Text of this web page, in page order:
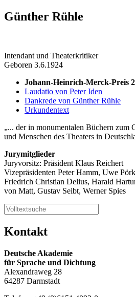
Günther Rühle
Intendant und Theaterkritiker
Geboren 3.6.1924
Johann-Heinrich-Merck-Preis
Laudatio von Peter Iden
Dankrede von Günther Rühle
Urkundentext
... der in monumentalen Büchern zum
und Menschen des Theaters in
Jurymitglieder
Juryvorsitz: Präsident Klaus Reichert
Vizepräsidenten Peter Hamm, Uwe
Friedrich Christian Delius, Harald
von Matt, Gustav Seibt, Werner Spies
Kontakt
Deutsche Akademie
für Sprache und Dichtung
Alexandraweg 28
64287 Darmstadt